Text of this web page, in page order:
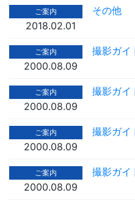
ご案内
2018.02.01
その他
ご案内
2000.08.09
撮影ガ
ご案内
2000.08.09
撮影ガ
ご案内
2000.08.09
撮影ガ
ご案内
2000.08.09
撮影ガ